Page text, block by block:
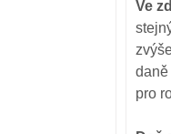
Ve
daně
pro